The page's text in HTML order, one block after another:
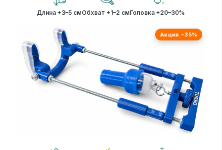
Длина +3–5 смОбхват +1–2 смГоловка +20–30%
Акция −35%